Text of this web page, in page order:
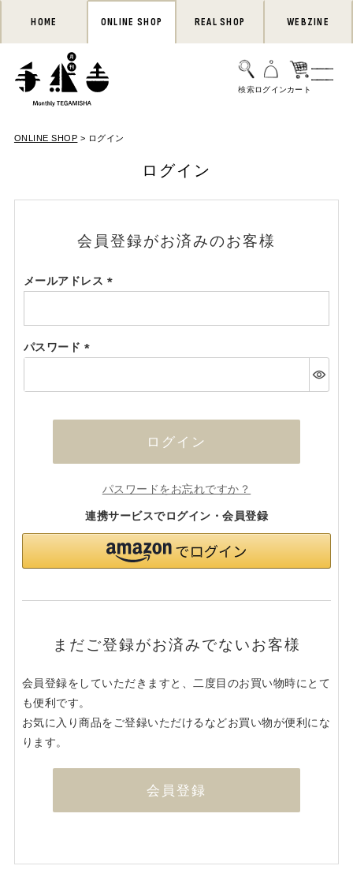
HOME ONLINE SHOP REAL SHOP WEBZINE
ONLINE SHOP ログイン
ログイン
会員登録がお済みのお客様
メールアドレス
須)
パスワード
須)
ログイン
パスワードをお忘れですか？
連携サービスでログイン・会員登録
まだご登録がお済みでないお客様
会員登録をしていただきますと、二度目のお買い物時にとて
も便利です。
お気に入り商品をご登録いただけるなどお買い物が便利にな
ります。
会員登録